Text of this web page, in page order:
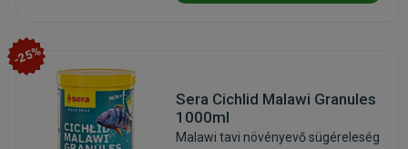
-25%
Sera Cichlid Malawi Granules
1000ml
Malawi tavi növényevő sügéreleség